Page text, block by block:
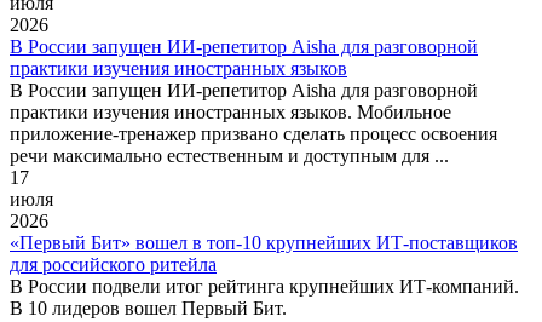
2026
В России запущен ИИ-репетитор Aisha для разговорной
практики изучения иностранных языков
В России запущен ИИ-репетитор Aisha для разговорной
практики изучения иностранных языков. Мобильное
приложение-тренажер призвано сделать процесс освоения
речи максимально естественным и доступным для ...
17
июля
2026
«Первый Бит» вошел в топ-10 крупнейших ИТ-поставщиков
для российского ритейла
В России подвели итог рейтинга крупнейших ИТ-компаний.
В 10 лидеров вошел Первый Бит.